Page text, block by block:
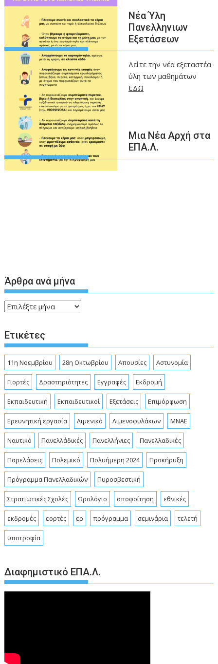
Νέα Ύλη
Πανελληνιων
Εξετάσεων
Δείτε την νέα εξεταστέα
ύλη των μαθημάτων
ΕΔΩ
Μια Νέα Αρχή στα
ΕΠΑ.Λ.
Άρθρα ανά μήνα
Άρθρα
μήνα
Ετικέτες
11η Νοεμβρίου 28η Οκτωβρίου Απουσίες Αστυνομία
Γιορτές Δραστηριότητες Εγγραφές Εκδρομή
Εκπαιδευτική Εκπαιδευτικοί Εξετάσεις Επιμόρφωση
Ερευνητική εργασία Λιμενικό Λιμενοφυλάκων ΜΝΑΕ
Ναυτικό Πανελλάδικές Πανελλήνιες Πανελλαδικές
Παρελάσεις Πολεμικό Πολυήμερη 2024 Προκήρυξη
Πρόγραμμα Πανελλαδικών Πυροσβεστική
Στρατιωτικές Σχολές Ωρολόγιο αποφοίτηση εθνικές
εκδρομές εορτές ερ πρόγραμμα σεμινάρια τελετή
υποτροφία
Διαφημιστικό ΕΠΑ.Λ.